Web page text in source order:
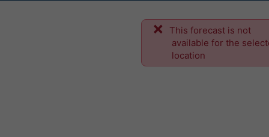
This forecast is not
available for the
location